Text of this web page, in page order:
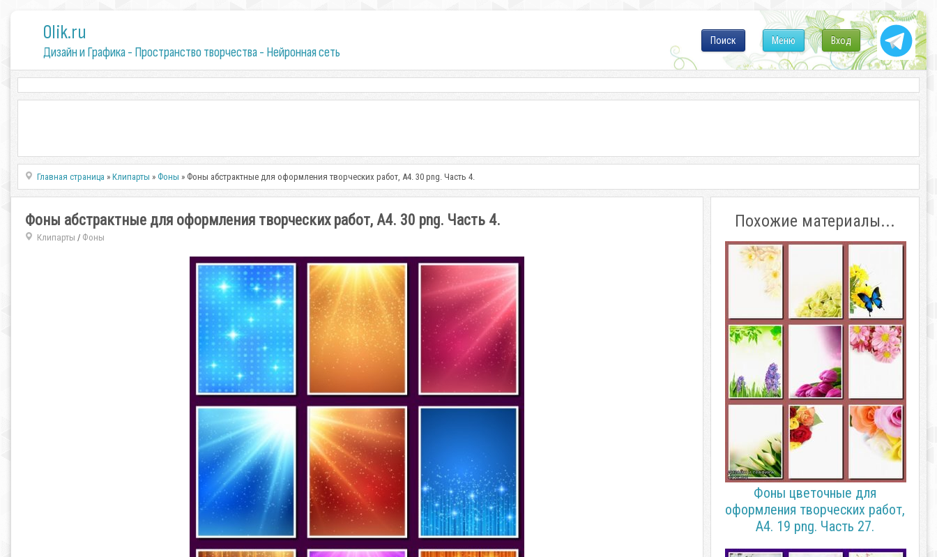
0lik.ru
Дизайн и Графика - Пространство творчества - Нейронная сеть
Вход
Меню
Поиск
Главная страница »Клипарты » Фоны » Фоны абстрактные для оформления творческих работ, А4. 30 png. Часть 4.
Фоны абстрактные для оформления творческих работ, А4. 30 png. Часть 4.
Клипарты / Фоны
Похожие материалы...
Фоны цветочные для
оформления творческих работ,
А4. 19 png. Часть 27.